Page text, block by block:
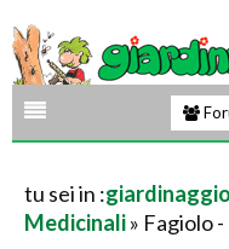
tu sei in :
Medicinali» Fagiolo